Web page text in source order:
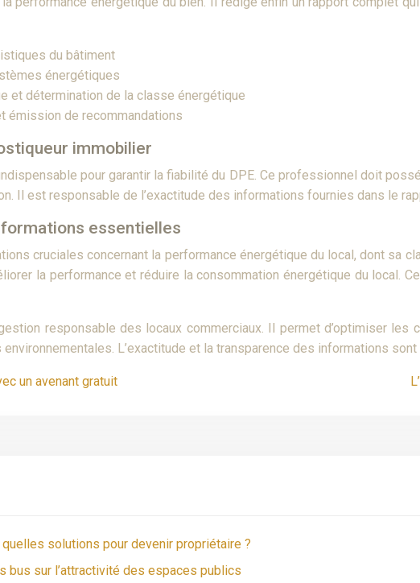
du bâtiment
énergétiques
et détermination de la classe énergétique
émission de recommandations
immobilier
pour garantir la fiabilité du DPE. Ce professionnel doit
Il est responsable de l’exactitude des informations fournies dans le
essentielles
cruciales concernant la performance énergétique du local, dont sa
la performance et réduire la consommation énergétique du local.
responsable des locaux commerciaux. Il permet d’optimiser les
L’exactitude et la transparence des informations
un avenant gratuit
solutions pour devenir propriétaire ?
bus sur l’attractivité des espaces publics